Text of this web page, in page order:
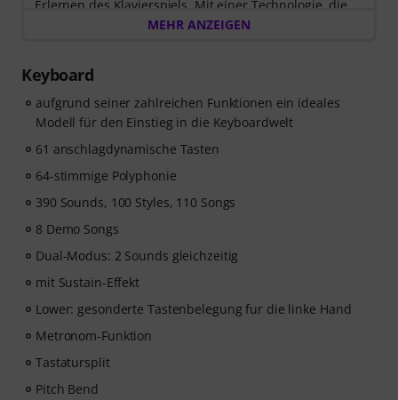
Erlernen des Klavierspiels. Mit einer Technologie, die
dir beim Spielen zuhört, und Lektionen, die von
den Freischaltcode automatisch per E-Mail zugesendet.
Das Skoove-Abo endet nach Ablauf automatisch. Keine
Kreditkarte erforderlich.
MEHR ANZEIGEN
Keyboard
aufgrund seiner zahlreichen Funktionen ein ideales
Modell für den Einstieg in die Keyboardwelt
61 anschlagdynamische Tasten
64-stimmige Polyphonie
390 Sounds, 100 Styles, 110 Songs
8 Demo Songs
Dual-Modus: 2 Sounds gleichzeitig
mit Sustain-Effekt
Lower: gesonderte Tastenbelegung fur die linke Hand
Metronom-Funktion
Tastatursplit
Pitch Bend